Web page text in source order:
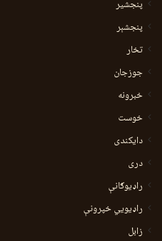
پنجشیر
پنجشېر
تخار
جوزجان
خبرونه
خوست
دایکندی
دری
راډیوګانې
راډیويي خپرونې
زابل